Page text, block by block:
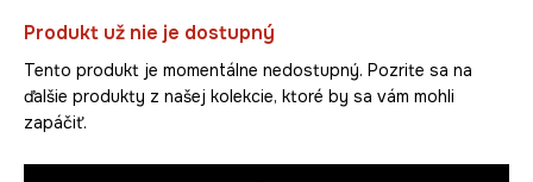
Produkt už nie je dostupný
Tento produkt je momentálne nedostupný. Pozrite sa na
ďalšie produkty z našej kolekcie, ktoré by sa vám mohli
zapáčiť.